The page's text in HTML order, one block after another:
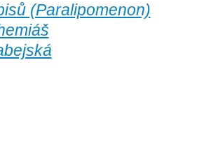
(Paralipomenon)